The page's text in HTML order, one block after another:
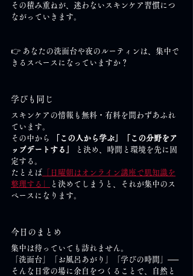
その積み重ねが、迷わないスキンケア習慣につ
ながっていきます。
👉 あなたの洗面台や夜のルーティンは、集中で
きるスペースになっていますか？
学びも同じ
スキンケアの情報も無料・有料を問わずあふれ
ています。
その中から
「この人から学ぶ」「この分野をア
ップデートする」
と決め、時間と環境を先に固
定する。
たとえば 「日曜朝はオンライン講座で肌知識を
整理する」
と決めてしまうと、それが集中のス
ペースになります。
今日のまとめ
集中は待っていても訪れません。
「洗面台」「お風呂あがり」「学びの時間」──
そんな日常の場に余白をつくることで、自然と